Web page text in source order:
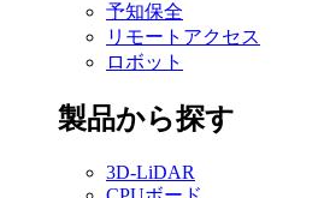
予知保全
リモートアクセス
ロボット
製品から探す
3D-LiDAR